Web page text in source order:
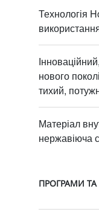
Технологія
нового
тихий,
Матеріал
нержавіюча
ПРОГРАМИ ТА